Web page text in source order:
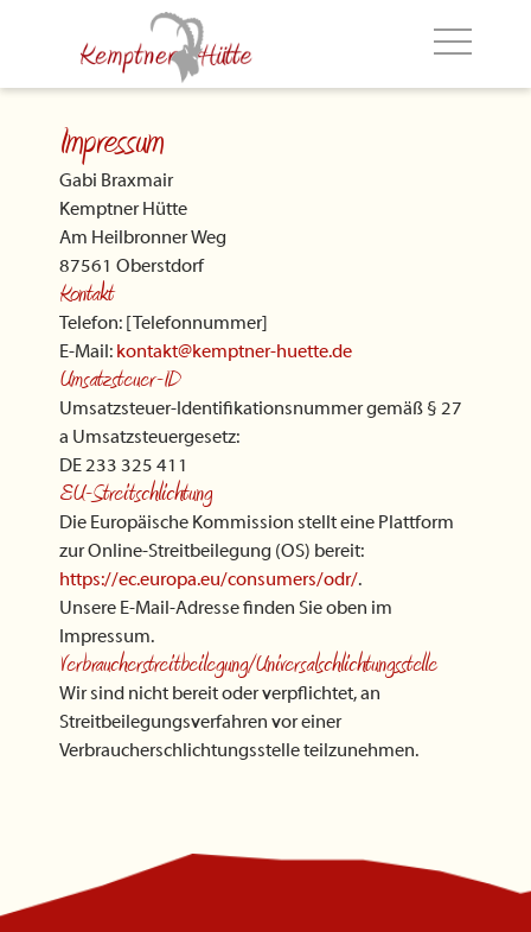
überspringen
Impressum
Gabi Braxmair
Kemptner Hütte
Am Heilbronner Weg
87561 Oberstdorf
Kontakt
Telefon: [Telefonnummer]
E-Mail: kontakt@kemptner-huette.de
Umsatzsteuer-ID
Umsatzsteuer-Identifikationsnummer gemäß § 27
a Umsatzsteuergesetz:
DE 233 325 411
EU-Streitschlichtung
Die Europäische Kommission stellt eine Plattform
zur Online-Streitbeilegung (OS) bereit:
https://ec.europa.eu/consumers/odr/.
Unsere E-Mail-Adresse finden Sie oben im
Impressum.
Verbraucher­streit­beilegung/Universal­schlichtungs­stelle
Wir sind nicht bereit oder verpflichtet, an
Streitbeilegungsverfahren vor einer
Verbraucherschlichtungsstelle teilzunehmen.